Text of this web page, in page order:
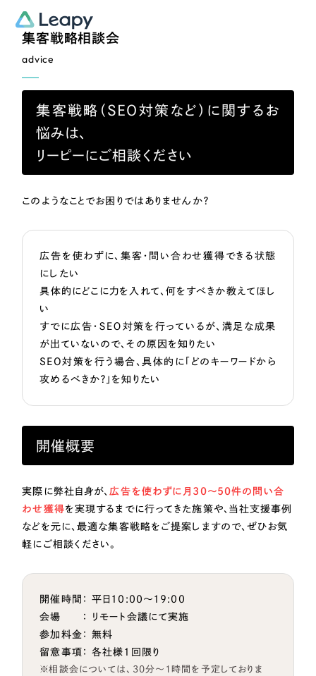
集客戦略相談会
advice
集客戦略（SEO対策など）に関するお
悩みは、
リーピーにご相談ください
このようなことでお困りではありませんか？
広告を使わずに、集客・問い合わせ獲得できる状態
にしたい
具体的にどこに力を入れて、何をすべきか教えてほし
い
すでに広告・ＳＥＯ対策を行っているが、満足な成果
が出ていないので、その原因を知りたい
SEO対策を行う場合、具体的に「どのキーワードから
攻めるべきか？」を知りたい
開催概要
実際に弊社自身が、広告を使わずに月30～50件の問い合
わせ獲得を実現するまでに行ってきた施策や、当社支援事例
などを元に、最適な集客戦略をご提案しますので、ぜひお気
軽にご相談ください。
開催時間： 平日10:00〜19:00
会場 ： リモート会議にて実施
参加料金： 無料
留意事項： 各社様1回限り
相談会については、30分～1時間を予定しておりま